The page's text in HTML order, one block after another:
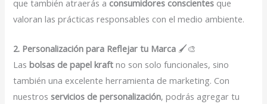
que también atraerás a consumidores conscientes que
valoran las prácticas responsables con el medio ambiente.
2. Personalización para Reflejar tu Marca 🖌️🎨
Lasbolsas de papel kraft no son solo funcionales, sino
también una excelente herramienta de marketing. Con
nuestrosservicios de personalización, podrás agregar tu